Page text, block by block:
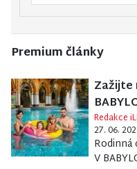
Premium články
Zažijte
Redakce
27. 06.
V